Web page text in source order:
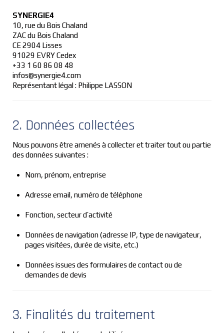
SYNERGIE4
10, rue du Bois Chaland
ZAC du Bois Chaland
CE 2904 Lisses
91029 EVRY Cedex
+33 1 60 86 08 48
infos@synergie4.com
Représentant légal : Philippe LASSON
2. Données collectées
Nous pouvons être amenés à collecter et traiter tout ou partie
des données suivantes :
Nom, prénom, entreprise
Adresse email, numéro de téléphone
Fonction, secteur d’activité
Données de navigation (adresse IP, type de navigateur,
pages visitées, durée de visite, etc.)
Données issues des formulaires de contact ou de
demandes de devis
3. Finalités du traitement